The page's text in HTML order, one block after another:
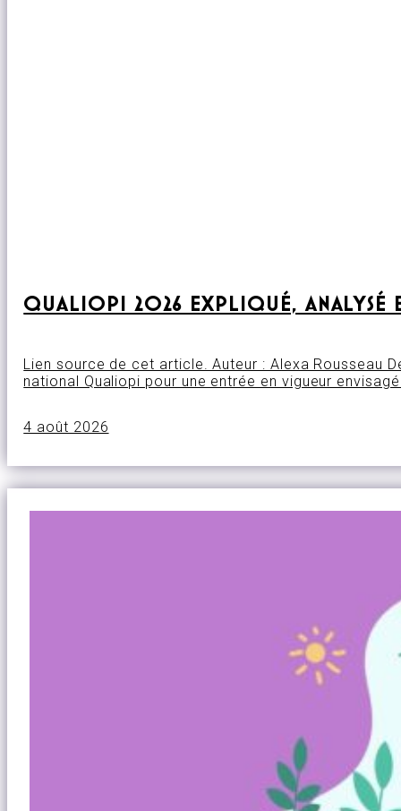
QUALIOPI 2026 EXPLIQUÉ, ANALYSÉ
Lien source de cet article. Auteur : Alexa Rousseau
national Qualiopi pour une entrée en vigueur
4 août 2026